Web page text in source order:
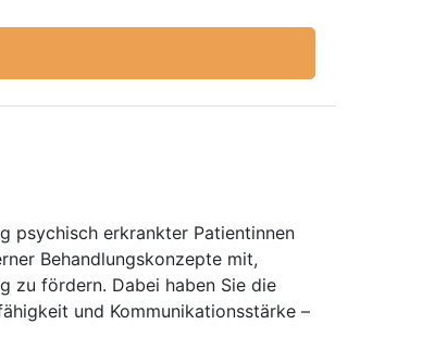
psychisch erkrankter Patientinnen
Behandlungskonzepte mit,
zu fördern. Dabei haben Sie die
und Kommunikationsstärke –